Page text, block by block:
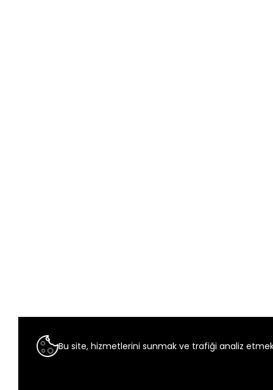
Bu site, hizmetlerini sunmak ve trafiği analiz